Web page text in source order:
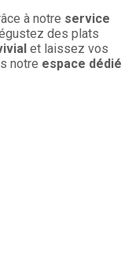
à notre service
des plats
et laissez vos
notre espace dédié